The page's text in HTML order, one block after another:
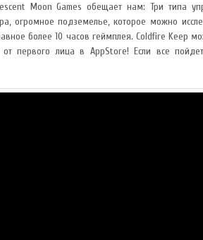
Moon Games обещает нам: Три типа
огромное подземелье, которое можно
более 10 часов геймплея. Coldfire Keep
первого лица в AppStore! Если все